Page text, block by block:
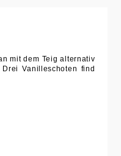
mit dem Teig alternativ
Vanilleschoten find